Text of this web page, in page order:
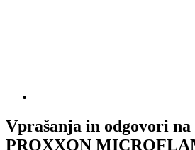
Vprašanja in odgovori na
PROXXON